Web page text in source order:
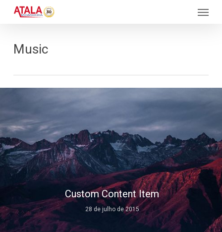
Menu
Music
Custom Content Item
28 de julho de 2015